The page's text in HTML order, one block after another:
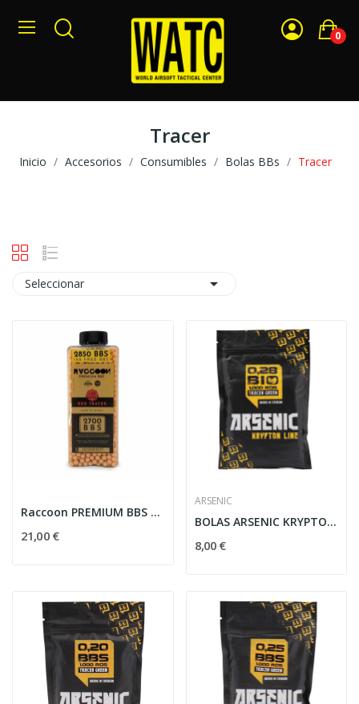
0
Tracer
Inicio Accesorios Consumibles Bolas BBs Tracer
Seleccionar 
Raccoon PREMIUM BBS - 0.25g RED TRACER - 2850 BBS
21,00 €
ARSENIC
BOLAS ARSENIC KRYPTON BIO TRAZADORA 0.28G...
8,00 €